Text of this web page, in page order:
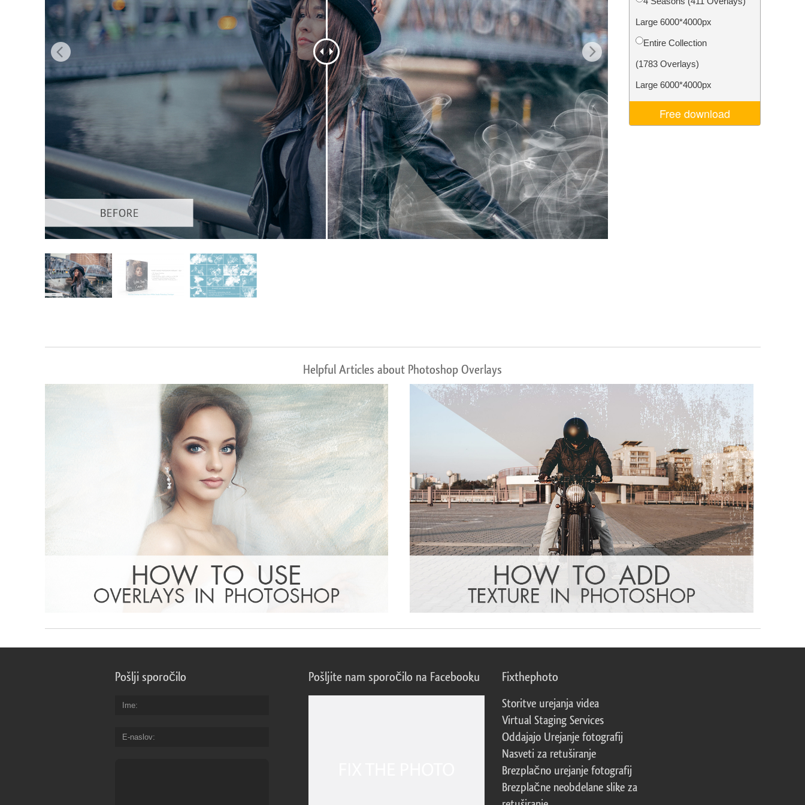
Urejanje fotografij izdelka Urejanje fotografij nakita Podatki za usposabljanje AI Video Editing Services
Large 6000*4000px
Entire Collection
(1783 Overlays)
Large 6000*4000px
Free download
Helpful Articles about Photoshop Overlays
Pošlji sporočilo
Ime
E-naslov
Pošljite nam sporočilo na Facebooku Fixthephoto
Storitve urejanja videa
Virtual Staging Services
Oddajajo Urejanje fotografij
Nasveti za retuširanje
Brezplačno urejanje fotografij
Brezplačne neobdelane slike za